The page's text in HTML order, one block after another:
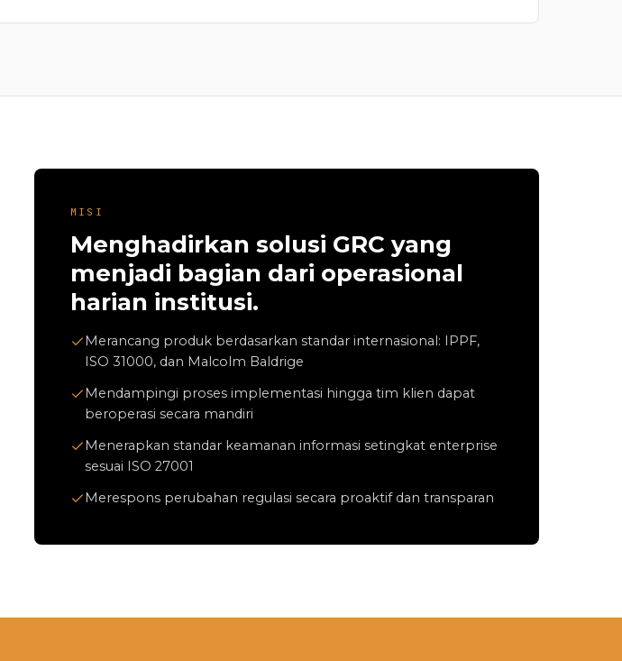
MISI
Menghadirkan solusi GRC yang
menjadi bagian dari operasional
harian institusi.
Merancang produk berdasarkan standar internasional: IPPF,
ISO 31000, dan Malcolm Baldrige
Mendampingi proses implementasi hingga tim klien dapat
beroperasi secara mandiri
Menerapkan standar keamanan informasi setingkat enterprise
sesuai ISO 27001
Merespons perubahan regulasi secara proaktif dan transparan